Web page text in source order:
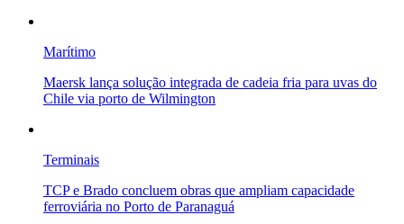
Marítimo
Maersk lança solução integrada de cadeia fria para uvas do
Chile via porto de Wilmington
Terminais
TCP e Brado concluem obras que ampliam capacidade
ferroviária no Porto de Paranaguá